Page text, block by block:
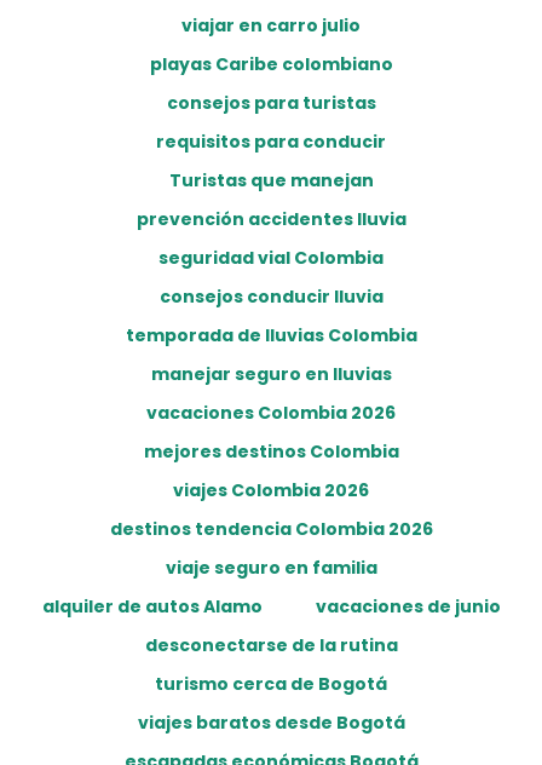
viajar en carro julio
playas Caribe colombiano
consejos para turistas
requisitos para conducir
Turistas que manejan
prevención accidentes lluvia
seguridad vial Colombia
consejos conducir lluvia
temporada de lluvias Colombia
manejar seguro en lluvias
vacaciones Colombia 2026
mejores destinos Colombia
viajes Colombia 2026
destinos tendencia Colombia 2026
viaje seguro en familia
alquiler de autos Alamo
vacaciones de junio
desconectarse de la rutina
turismo cerca de Bogotá
viajes baratos desde Bogotá